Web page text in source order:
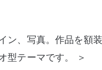
ン、写真。作品を額
型テーマです。 ＞